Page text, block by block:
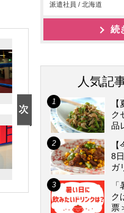
派遣社員 / 北海道
続
人気記
ク
品
8
ガ
ク
票